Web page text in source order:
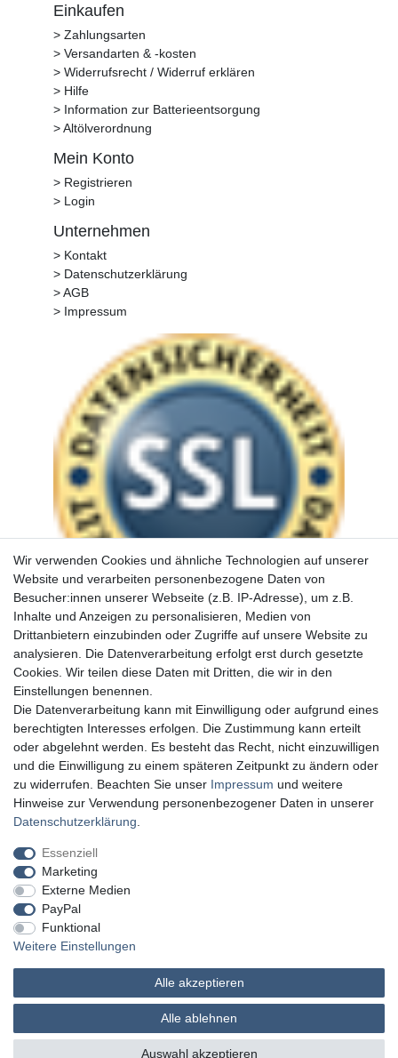
Einkaufen
> Zahlungsarten
> Versandarten & -kosten
> Widerrufsrecht / Widerruf erklären
> Hilfe
> Information zur Batterieentsorgung
> Altölverordnung
Mein Konto
> Registrieren
> Login
Unternehmen
> Kontakt
> Datenschutzerklärung
> AGB
> Impressum
MATHES Werkzeuge und Maschinen
Wir verwenden Cookies und ähnliche Technologien auf unserer
Website und verarbeiten personenbezogene Daten von
Besucher:innen unserer Webseite (z.B. IP-Adresse), um z.B.
Inhalte und Anzeigen zu personalisieren, Medien von
Drittanbietern einzubinden oder Zugriffe auf unsere Website zu
analysieren. Die Datenverarbeitung erfolgt erst durch gesetzte
Cookies. Wir teilen diese Daten mit Dritten, die wir in den
Einstellungen benennen.
Die Datenverarbeitung kann mit Einwilligung oder aufgrund eines
berechtigten Interesses erfolgen. Die Zustimmung kann erteilt
oder abgelehnt werden. Es besteht das Recht, nicht einzuwilligen
und die Einwilligung zu einem späteren Zeitpunkt zu ändern oder
zu widerrufen. Beachten Sie unser Impressum und weitere
Hinweise zur Verwendung personenbezogener Daten in unserer
Daten­schutz­erklärung
Essenziell
Marketing
Externe Medien
PayPal
Funktional
Weitere Einstellungen
Alle akzeptieren
Alle ablehnen
Auswahl akzeptieren